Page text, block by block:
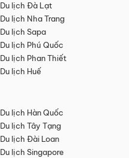
Du lịch Đà Lạt
Du lịch Nha Trang
Du lịch Sapa
Du lịch Phú Quốc
Du lịch Phan Thiết
Du lịch Huế
Du lịch Hàn Quốc
Du lịch Tây Tạng
Du lịch Đài Loan
Du lịch Singapore